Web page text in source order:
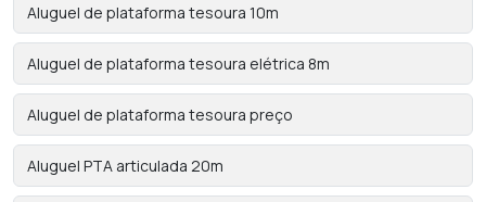
Aluguel de plataforma tesoura 10m
Aluguel de plataforma tesoura elétrica 8m
Aluguel de plataforma tesoura preço
Aluguel PTA articulada 20m